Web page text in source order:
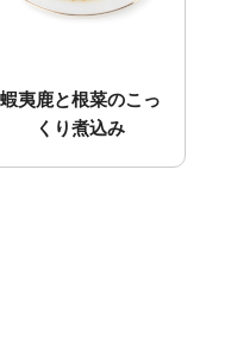
蝦夷鹿と根菜のこっ
くり煮込み